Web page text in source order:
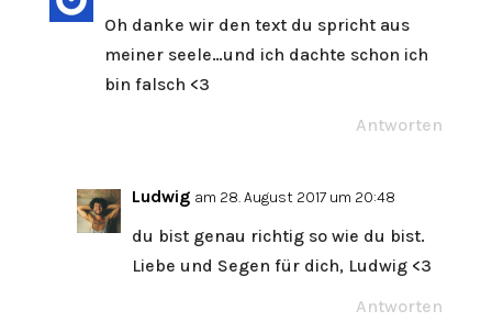
Oh danke wir den text du spricht aus
meiner seele…und ich dachte schon ich
bin falsch <3
Antworten
Ludwig am 28. August 2017 um 20:48
du bist genau richtig so wie du bist.
Liebe und Segen für dich, Ludwig <3
Antworten